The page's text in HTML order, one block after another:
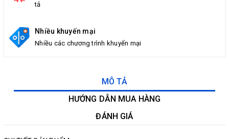
tả
Nhiều khuyến mại
Nhiều các chương trình khuyến mại
MÔ TẢ
HƯỚNG DẪN MUA HÀNG
ĐÁNH GIÁ